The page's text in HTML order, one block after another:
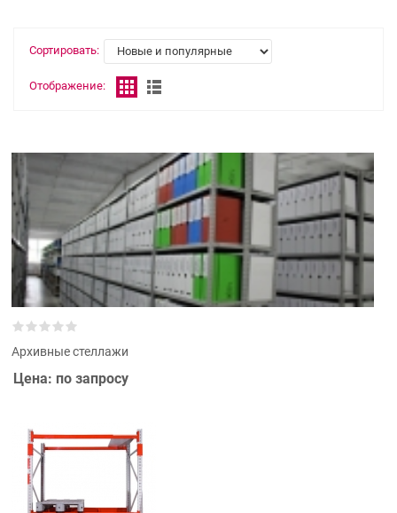
Сортировать:
Отображение:
Архивные стеллажи
Цена: по запросу